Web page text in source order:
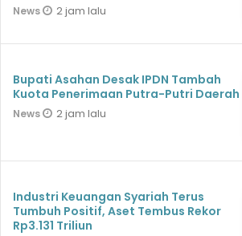
News 2 jam lalu
Bupati Asahan Desak IPDN Tambah
Kuota Penerimaan Putra-Putri Daerah
News 2 jam lalu
Industri Keuangan Syariah Terus
Tumbuh Positif, Aset Tembus Rekor
Rp3.131 Triliun